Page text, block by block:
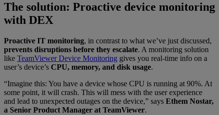
The solution: Proactive device monitoring
with DEX
Proactive IT monitoring, in contrast to what we’ve just discussed,
prevents disruptions before they escalate. A monitoring solution
like TeamViewer Device Monitoring gives you real-time info on a
user’s device’s CPU, memory, and disk usage.
“Imagine this: You have a device whose CPU is running at 90%. At
some point, it will crash. This will mess with the user experience
and lead to unexpected outages on the device,” says Ethem Nostar,
a Senior Product Manager at TeamViewer.